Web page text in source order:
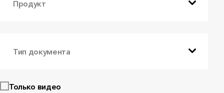
Продукт
Тип документа
Только видео